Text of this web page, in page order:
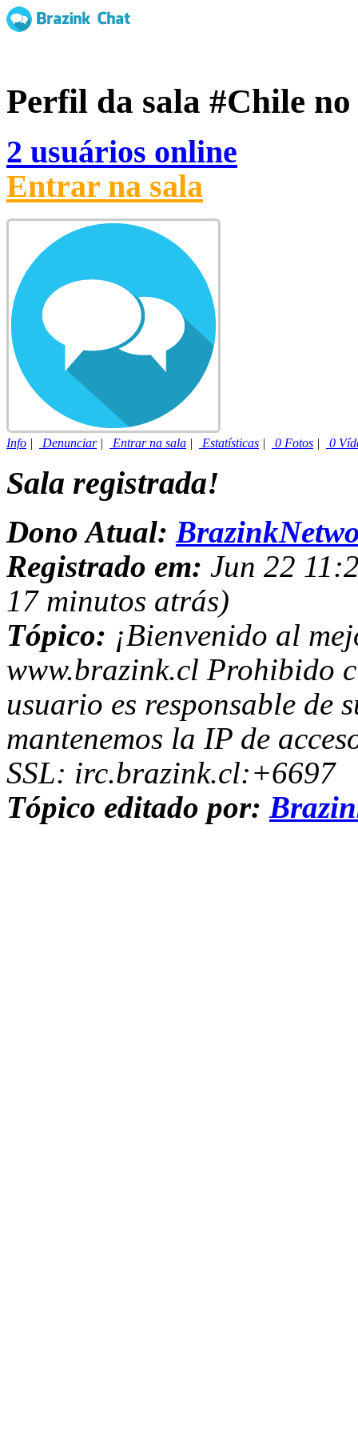
Perfil da sala #Chile
2 usuários online
Entrar na sala
Info | Denunciar| Entrar na sala | Estatísticas | 0 Fotos | 0
Sala registrada!
Dono Atual:
Registrado em: Jun 22
17 minutos atrás)
Tópico: ¡Bienvenido al
www.brazink.cl Prohibido
usuario es responsable de
mantenemos la IP de
SSL: irc.brazink.cl:+6697
Tópico editado por: